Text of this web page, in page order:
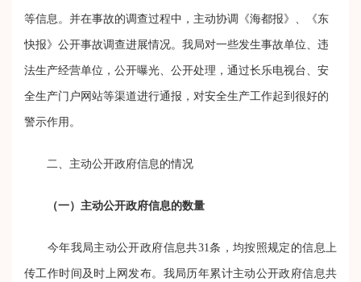
等信息。并在事故的调查过程中，主动协调《海都报》、《东
快报》公开事故调查进展情况。我局对一些发生事故单位、违
法生产经营单位，公开曝光、公开处理，通过长乐电视台、安
全生产门户网站等渠道进行通报，对安全生产工作起到很好的
警示作用。
二、主动公开政府信息的情况
（一）主动公开政府信息的数量
今年我局主动公开政府信息共31条，均按照规定的信息上
传工作时间及时上网发布。我局历年累计主动公开政府信息共